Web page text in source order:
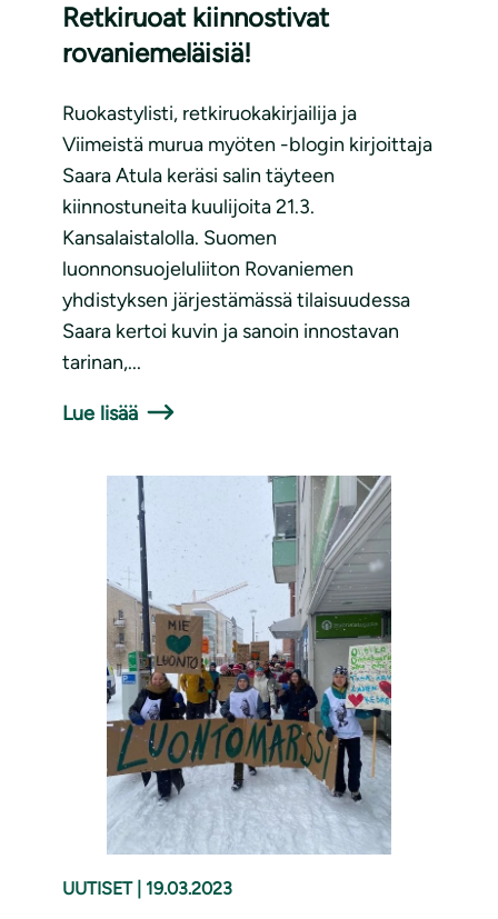
Retkiruoat kiinnostivat
rovaniemeläisiä!
Ruokastylisti, retkiruokakirjailija ja
Viimeistä murua myöten -blogin kirjoittaja
Saara Atula keräsi salin täyteen
kiinnostuneita kuulijoita 21.3.
Kansalaistalolla. Suomen
luonnonsuojeluliiton Rovaniemen
yhdistyksen järjestämässä tilaisuudessa
Saara kertoi kuvin ja sanoin innostavan
tarinan,...
Lue lisää
UUTISET 19.03.2023